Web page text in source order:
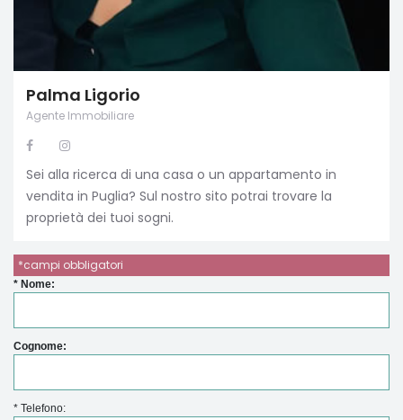
Palma Ligorio
Agente Immobiliare
Sei alla ricerca di una casa o un appartamento in
vendita in Puglia? Sul nostro sito potrai trovare la
proprietà dei tuoi sogni.
*campi obbligatori
* Nome:
Cognome:
* Telefono: